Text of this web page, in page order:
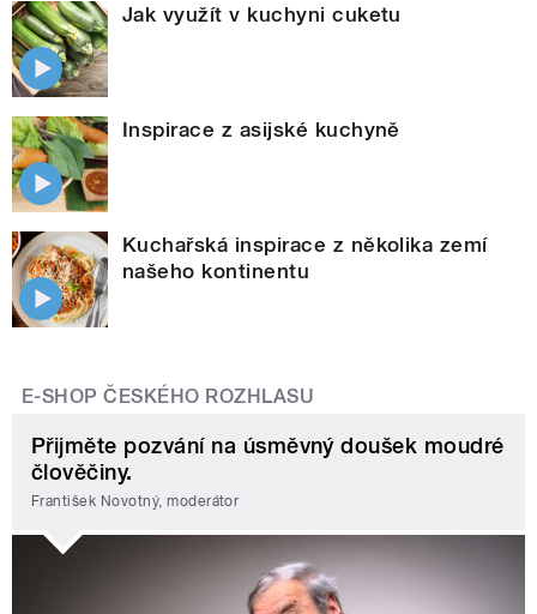
Jak využít v kuchyni cuketu
Inspirace z asijské kuchyně
Kuchařská inspirace z několika zemí
našeho kontinentu
E-SHOP ČESKÉHO ROZHLASU
Přijměte pozvání na úsměvný doušek moudré
člověčiny.
František Novotný, moderátor